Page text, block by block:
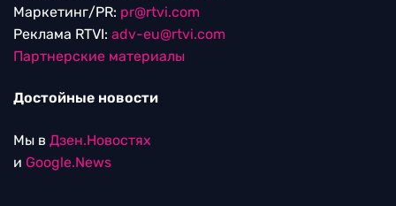
Маркетинг/PR: pr@rtvi.com
Реклама RTVI: adv-eu@rtvi.com
Партнерские материалы
Достойные новости
Мы в Дзен.Новостях
и Google.News